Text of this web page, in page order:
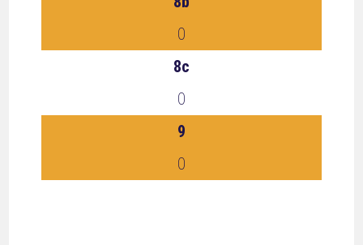
0
8c
0
9
0